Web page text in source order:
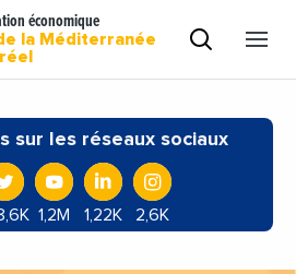
économique
la Méditerranée
sur les réseaux sociaux
1,2M 1,22K 2,6K